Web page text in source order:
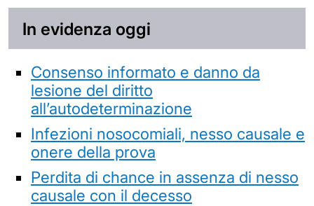
In evidenza oggi
Consenso informato e danno da
lesione del diritto
all’autodeterminazione
Infezioni nosocomiali, nesso causale e
onere della prova
Perdita di chance in assenza di nesso
causale con il decesso